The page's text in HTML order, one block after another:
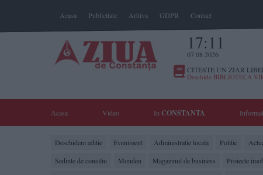
Acasa Publicitate Arhiva GDPR Contact
17:11
07 08 2026
CITESTE UN ZIAR
Deschide BIBLIOTECA
Acasa Video In CONSTANTA
Deschidere editie Eveniment Administratie locala Politic
Sedinte de consiliu
Monden Magazinul de business Proiecte